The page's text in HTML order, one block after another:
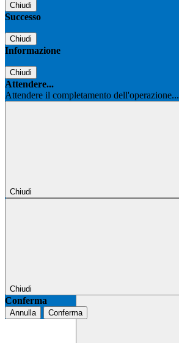
Chiudi
Successo
Chiudi
Informazione
Chiudi
Attendere...
Attendere il completamento dell'operazione...
Chiudi
Chiudi
Conferma
Annulla Conferma